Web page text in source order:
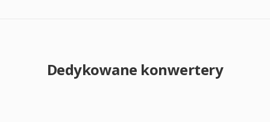
Dedykowane konwertery